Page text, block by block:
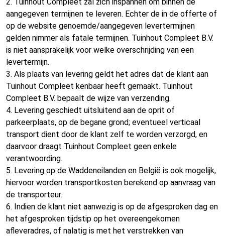
aangegeven termijnen te leveren. Echter de in de offerte of
op de website genoemde/aangegeven levertermijnen
gelden nimmer als fatale termijnen. Tuinhout Compleet B.V.
is niet aansprakelijk voor welke overschrijding van een
levertermijn.
3. Als plaats van levering geldt het adres dat de klant aan
Tuinhout Compleet kenbaar heeft gemaakt. Tuinhout
Compleet B.V. bepaalt de wijze van verzending.
4. Levering geschiedt uitsluitend aan de oprit of
parkeerplaats, op de begane grond; eventueel verticaal
transport dient door de klant zelf te worden verzorgd, en
daarvoor draagt Tuinhout Compleet geen enkele
verantwoording.
5. Levering op de Waddeneilanden en België is ook mogelijk,
hiervoor worden transportkosten berekend op aanvraag van
de transporteur.
6. Indien de klant niet aanwezig is op de afgesproken dag en
het afgesproken tijdstip op het overeengekomen
afleveradres, of nalatig is met het verstrekken van